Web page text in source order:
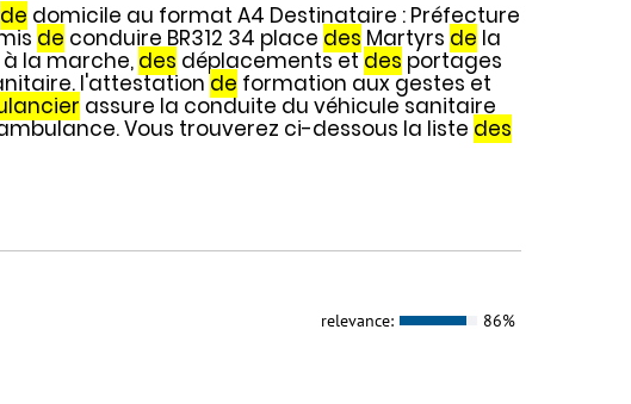
de domicile au format A4 Destinataire : Préfecture
de conduire BR312 34 place des Martyrs de la
la marche, des déplacements etdes portages
l'attestation de formation aux gestes et
assure la conduite du véhicule sanitaire
Vous trouverez ci-dessous la liste des
relevance: 86%